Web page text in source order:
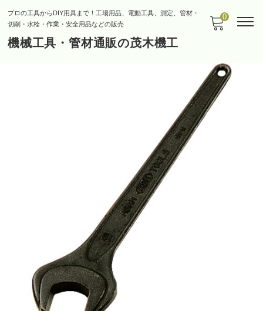
プロの工具からDIY用具まで！工場用品、電動工具、測定、管材・
切削・水栓・作業・安全用品などの販売
機械工具・管材通販の茂木機工
0